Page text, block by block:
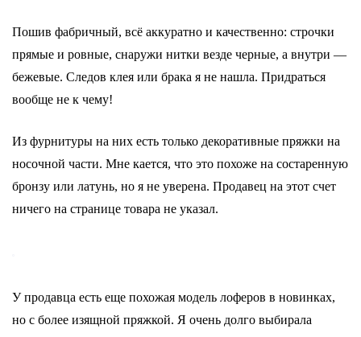
Пошив фабричный, всё аккуратно и качественно: строчки
прямые и ровные, снаружи нитки везде черные, а внутри —
бежевые. Следов клея или брака я не нашла. Придраться
вообще не к чему!
Из фурнитуры на них есть только декоративные пряжки на
носочной части. Мне кается, что это похоже на состаренную
бронзу или латунь, но я не уверена. Продавец на этот счет
ничего на странице товара не указал.
У продавца есть еще похожая модель лоферов в новинках,
но с более изящной пряжкой. Я очень долго выбирала